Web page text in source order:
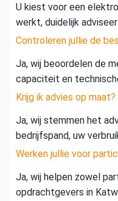
U kiest voor een
werkt, duidelijk
Controleren jullie de
Ja, wij beoordelen de
capaciteit en
Krijg ik advies op maat?
Ja, wij stemmen het
bedrijfspand, uw
Werken jullie voor
Ja, wij helpen zowel
opdrachtgevers in